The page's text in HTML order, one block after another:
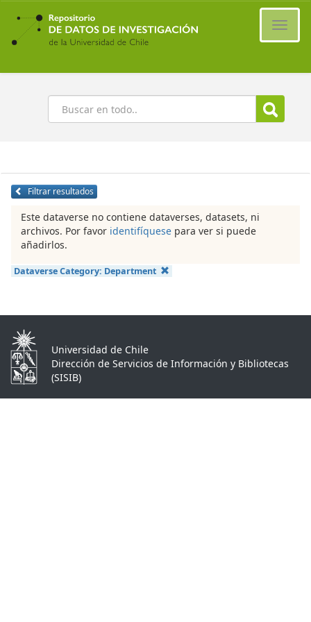
Ir
contenido
principal
Buscar
Filtrar resultados
Este dataverse no contiene dataverses, datasets, ni
archivos. Por favor identifíquese para ver si puede
añadirlos.
Dataverse Category: Department
Universidad de Chile
Dirección de Servicios de Información y Bibliotecas
(SISIB)